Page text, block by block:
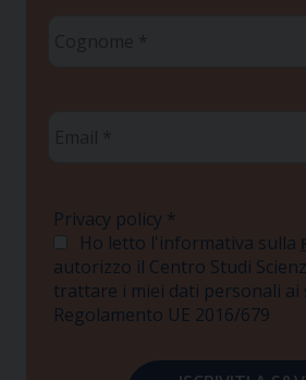
Privacy policy *
Ho letto l'informativa sulla
autorizzo il Centro Studi
trattare i miei dati personali ai
Regolamento UE 2016/679